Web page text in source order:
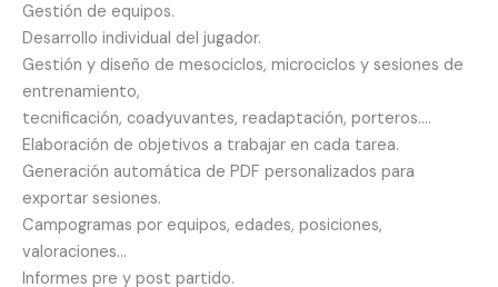
Gestión de equipos.
Desarrollo individual del jugador.
Gestión y diseño de mesociclos, microciclos y sesiones de
entrenamiento,
tecnificación, coadyuvantes, readaptación, porteros….
Elaboración de objetivos a trabajar en cada tarea.
Generación automática de PDF personalizados para
exportar sesiones.
Campogramas por equipos, edades, posiciones,
valoraciones…
Informes pre y post partido.